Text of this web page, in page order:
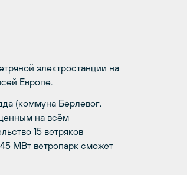
электростанции на
Европе.
(коммуна Берлевог,
на всём
15 ветряков
МВт ветропарк сможет